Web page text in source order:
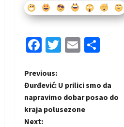
Facebook
Twitter
Email
P
o
s
Previous:
Đurđević: U prilici smo da
napravimo dobar posao do
kraja polusezone
Next: